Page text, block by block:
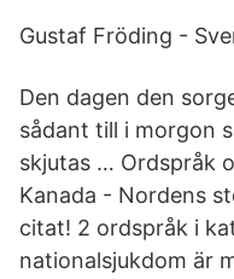
Gustaf Fröding -
Den dagen den
sådant till i morgon
skjutas … Ordspråk
Kanada - Nordens
citat! 2 ordspråk i
nationalsjukdom är